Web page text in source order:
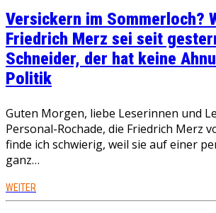
Versickern im Sommerloch?
Friedrich Merz sei seit
Schneider, der hat keine
Politik
Guten Morgen, liebe Leserinnen und
Personal-Rochade, die Friedrich Merz
finde ich schwierig, weil sie auf einer
ganz…
WEITER